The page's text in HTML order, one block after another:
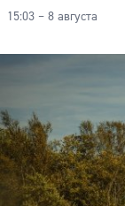
15:03 – 8 августа